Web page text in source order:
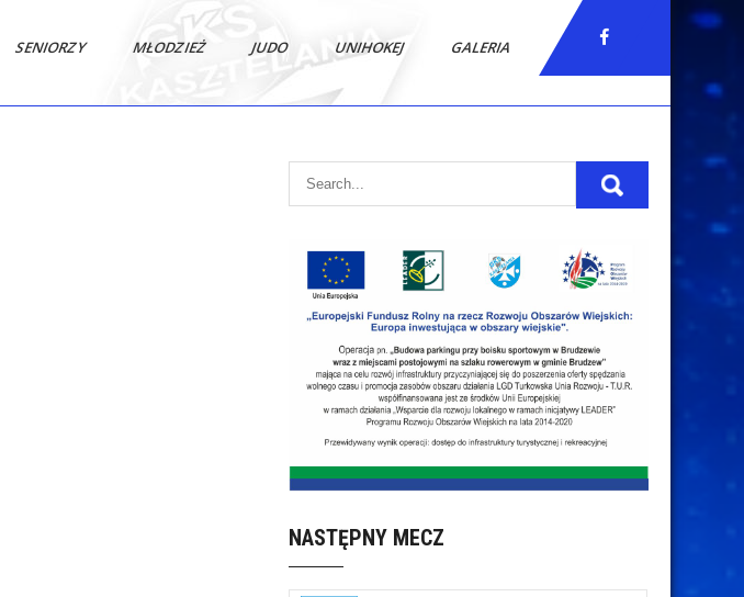
SENIORZY MŁODZIEŻ JUDO UNIHOKEJ GALERIA
NASTĘPNY MECZ